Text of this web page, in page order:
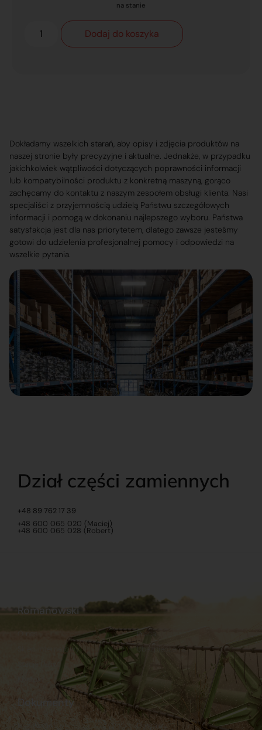
na stanie
Dodaj do koszyka
Dokładamy wszelkich starań, aby opisy i zdjęcia produktów na
naszej stronie były precyzyjne i aktualne. Jednakże, w przypadku
jakichkolwiek wątpliwości dotyczących poprawności informacji
lub kompatybilności produktu z konkretną maszyną, gorąco
zachęcamy do kontaktu z naszym zespołem obsługi klienta. Nasi
specjaliści z przyjemnością udzielą Państwu szczegółowych
informacji i pomogą w dokonaniu najlepszego wyboru. Państwa
satysfakcja jest dla nas priorytetem, dlatego zawsze jesteśmy
gotowi do udzielenia profesjonalnej pomocy i odpowiedzi na
wszelkie pytania.
Dział części zamiennych
+48 89 762 17 39
+48 600 065 020 (Maciej)
+48 600 065 028 (Robert)
Dokumenty
Regulamin Dostawy
Romanowski
Sklep internetowy
Praca
Ubezpieczenia